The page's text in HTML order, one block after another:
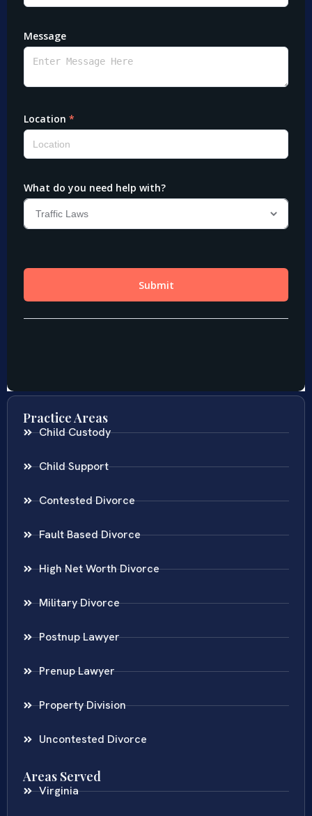
Practice Areas
Child Custody
Child Support
Contested Divorce
Fault Based Divorce
High Net Worth Divorce
Military Divorce
Postnup Lawyer
Prenup Lawyer
Property Division
Uncontested Divorce
Areas Served
Virginia